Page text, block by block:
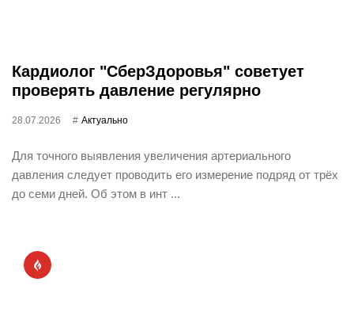
Кардиолог "СберЗдоровья" советует
проверять давление регулярно
28.07.2026 Актуально
Для точного выявления увеличения артериального
давления следует проводить его измерение подряд от трёх
до семи дней. Об этом в инт ...